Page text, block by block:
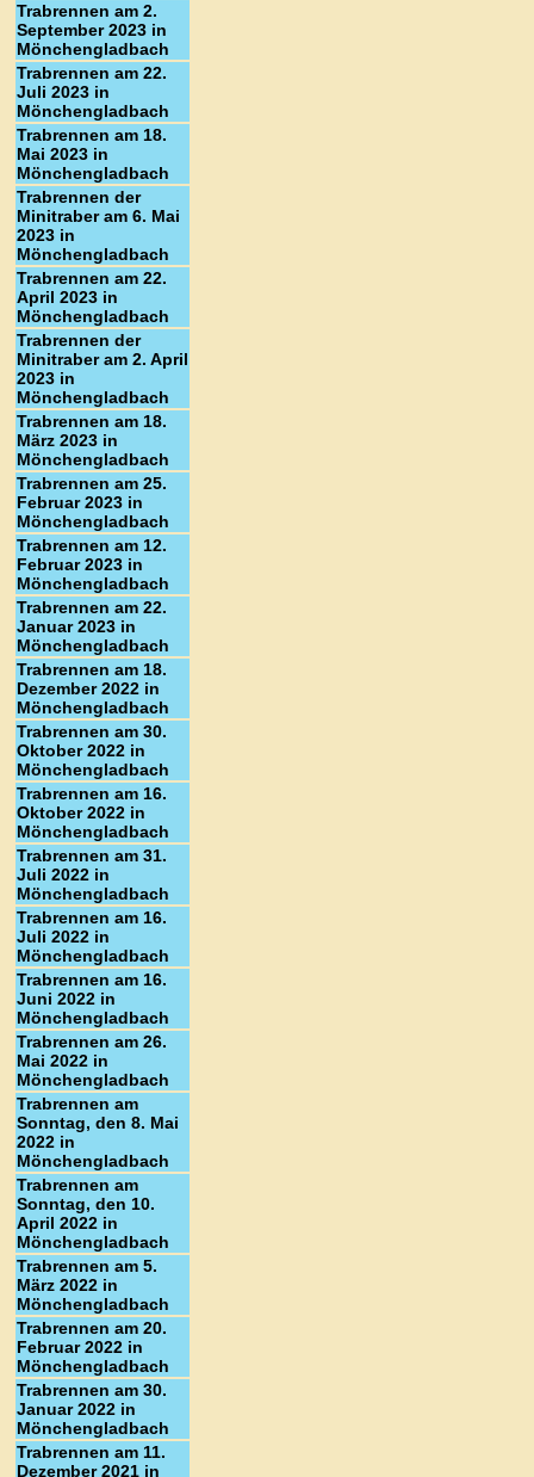
Trabrennen am 2.
September 2023 in
Mönchengladbach
Trabrennen am 22.
Juli 2023 in
Mönchengladbach
Trabrennen am 18.
Mai 2023 in
Mönchengladbach
Trabrennen der
Minitraber am 6. Mai
2023 in
Mönchengladbach
Trabrennen am 22.
April 2023 in
Mönchengladbach
Trabrennen der
Minitraber am 2. April
2023 in
Mönchengladbach
Trabrennen am 18.
März 2023 in
Mönchengladbach
Trabrennen am 25.
Februar 2023 in
Mönchengladbach
Trabrennen am 12.
Februar 2023 in
Mönchengladbach
Trabrennen am 22.
Januar 2023 in
Mönchengladbach
Trabrennen am 18.
Dezember 2022 in
Mönchengladbach
Trabrennen am 30.
Oktober 2022 in
Mönchengladbach
Trabrennen am 16.
Oktober 2022 in
Mönchengladbach
Trabrennen am 31.
Juli 2022 in
Mönchengladbach
Trabrennen am 16.
Juli 2022 in
Mönchengladbach
Trabrennen am 16.
Juni 2022 in
Mönchengladbach
Trabrennen am 26.
Mai 2022 in
Mönchengladbach
Trabrennen am
Sonntag, den 8. Mai
2022 in
Mönchengladbach
Trabrennen am
Sonntag, den 10.
April 2022 in
Mönchengladbach
Trabrennen am 5.
März 2022 in
Mönchengladbach
Trabrennen am 20.
Februar 2022 in
Mönchengladbach
Trabrennen am 30.
Januar 2022 in
Mönchengladbach
Trabrennen am 11.
Dezember 2021 in